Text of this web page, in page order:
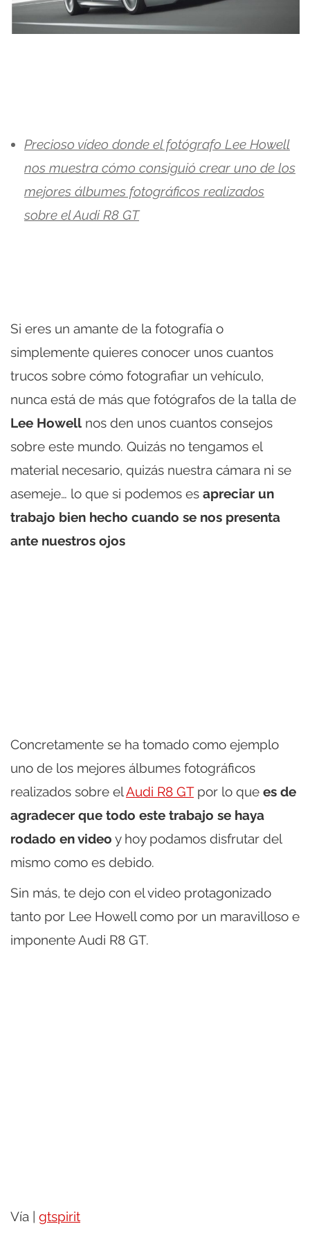
Precioso vídeo donde el fotógrafo Lee Howell
nos muestra cómo consiguió crear uno de los
mejores álbumes fotográficos realizados
sobre el Audi R8 GT
Si eres un amante de la fotografía o
simplemente quieres conocer unos cuantos
trucos sobre cómo fotografiar un vehículo,
nunca está de más que fotógrafos de la talla de
Lee Howell nos den unos cuantos consejos
sobre este mundo. Quizás no tengamos el
material necesario, quizás nuestra cámara ni se
asemeje… lo que si podemos es apreciar un
trabajo bien hecho cuando se nos presenta
ante nuestros ojos
Concretamente se ha tomado como ejemplo
uno de los mejores álbumes fotográficos
realizados sobre elAudi R8 GTpor lo que es de
agradecer que todo este trabajo se haya
rodado en video y hoy podamos disfrutar del
mismo como es debido.
Sin más, te dejo con el video protagonizado
tanto por Lee Howell como por un maravilloso e
imponente Audi R8 GT.
Vía | gtspirit